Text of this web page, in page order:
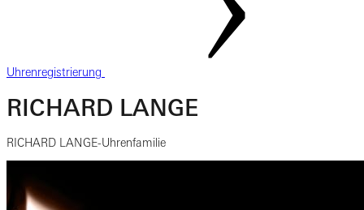
Uhrenregistrierung
RICHARD LANGE
RICHARD LANGE-Uhrenfamilie